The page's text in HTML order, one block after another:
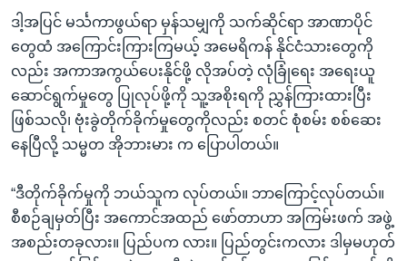
ဒါ့အပြင် မင်္သကာဖွယ်ရာ မှန်သမျှကို သက်ဆိုင်ရာ အာဏာပိုင်
တွေထံ အကြောင်းကြားကြမယ့် အမေရိကန် နိုင်ငံသားတွေကို
လည်း အကာအကွယ်ပေးနိုင်ဖို့ လိုအပ်တဲ့ လုံခြုံရေး အရေးယူ
ဆောင်ရွက်မှုတွေ ပြုလုပ်ဖို့ကို သူ့အစိုးရကို ညွှန်ကြားထားပြီး
ဖြစ်သလို၊ ဗုံးခွဲတိုက်ခိုက်မှုတွေကိုလည်း စတင် စုံစမ်း စစ်ဆေး
နေပြီလို့ သမ္မတ အိုဘားမား က ပြောပါတယ်။
“ဒီတိုက်ခိုက်မှုကို ဘယ်သူက လုပ်တယ်။ ဘာကြောင့်လုပ်တယ်။
စီစဉ်ချမှတ်ပြီး အကောင်အထည် ဖော်တာဟာ အကြမ်းဖက် အဖွဲ့
အစည်းတခုလား။ ပြည်ပက လား။ ပြည်တွင်းကလား ဒါမှမဟုတ်